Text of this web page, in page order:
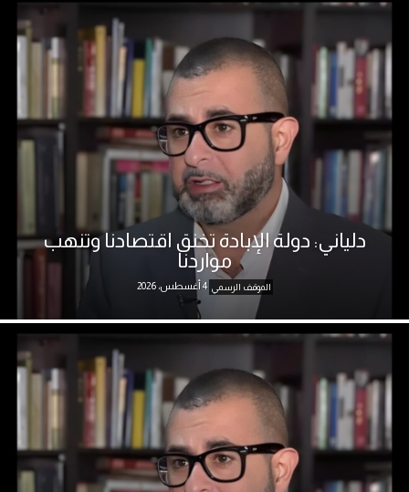
دلياني: دولة الإبادة تخنق اقتصادنا وتنهب
مواردنا
الموقف الرسمي 4 أغسطس، 2026